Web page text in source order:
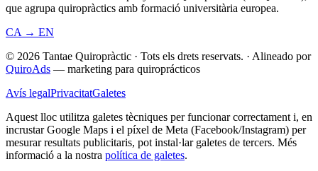
que agrupa quiropràctics amb formació universitària europea.
CA → EN
© 2026 Tantae Quiropràctic · Tots els drets reservats. · Alineado por
QuiroAds — marketing para quiroprácticos
Avís legalPrivacitatGaletes
Aquest lloc utilitza galetes tècniques per funcionar correctament i, en
incrustar Google Maps i el píxel de Meta (Facebook/Instagram) per
mesurar resultats publicitaris, pot instal·lar galetes de tercers. Més
informació a la nostra política de galetes.